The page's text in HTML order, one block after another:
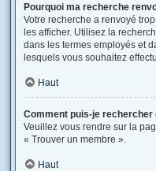
Pourquoi ma recherche
Votre recherche a renvoyé
les afficher. Utilisez la
dans les termes employés et
lesquels vous souhaitez
Haut
Comment puis-je rechercher
Veuillez vous rendre sur la
« Trouver un membre ».
Haut